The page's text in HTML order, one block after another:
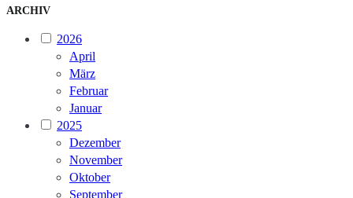
ARCHIV
2026
April
März
Februar
Januar
2025
Dezember
November
Oktober
September